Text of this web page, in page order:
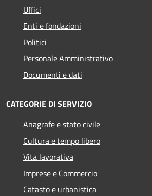
Uffici
Enti e fondazioni
Politici
Personale Amministrativo
Documenti e dati
CATEGORIE DI SERVIZIO
Anagrafe e stato civile
Cultura e tempo libero
Vita lavorativa
Imprese e Commercio
Catasto e urbanistica